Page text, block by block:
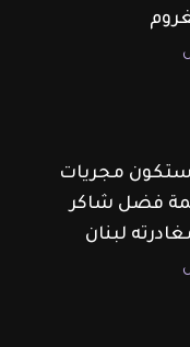
مجريات
فضل شاكر
لبنان